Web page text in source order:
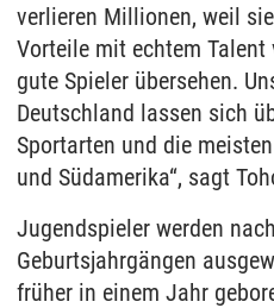
verlieren Millionen, weil
Vorteile mit echtem Talent
gute Spieler übersehen.
Deutschland lassen sich
Sportarten und die
und Südamerika“, sagt
Jugendspieler werden
Geburtsjahrgängen
früher in einem Jahr